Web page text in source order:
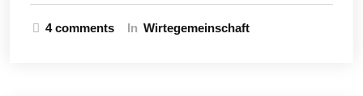
4 comments In Wirtegemeinschaft